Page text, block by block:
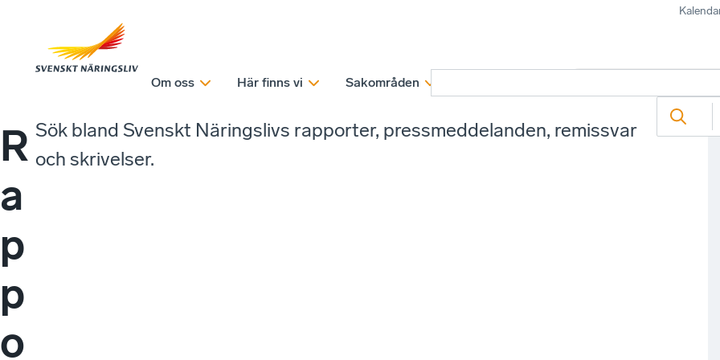
Om oss Här finns vi Sakområden
R
a
p
p
o
Sök bland Svenskt Näringslivs rapporter, pressmeddelanden, remissvar
och skrivelser.